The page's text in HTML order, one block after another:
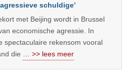
schuldige’
met Beijing wordt in Brussel
economische agressie. In
spectaculaire rekensom vooral
die
… >> lees meer